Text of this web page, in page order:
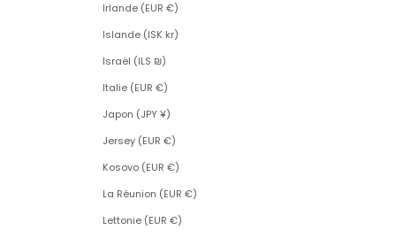
Irlande (EUR €)
Islande (ISK kr)
Israël (ILS ₪)
Italie (EUR €)
Japon (JPY ¥)
Jersey (EUR €)
Kosovo (EUR €)
La Réunion (EUR €)
Lettonie (EUR €)